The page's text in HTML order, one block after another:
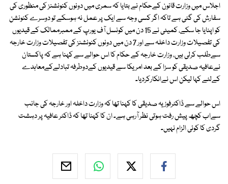
اجلاس میں وزارت قانون کےحکام نے بتایا کہ سمری میں دونوں کنونشنز کی منظوری کی
سفارش کی گئی ہے تاکہ اگر کسی وجہ سے ایک پر عمل نہ ہوسکے تو دوسرے کنونشن
کو اپنایا جا سکے، کمیٹی نے 15 دن میں کونسل آف یورپ کے ممبرممالک کے قیدیوں
کی تفصیلات وزارت داخلہ سے اور 7 دن میں دونوں کنونشنز کی تفصیلات وزارت خارجہ
سےطلب کرلی ہیں، وزارت خارجہ کے حکام کا اس حوالے سے کہنا ہے کہ پاکستان
نےعافیہ صدیقی کو سزا کے بعد امریکا سے قیدیوں کےدوطرفہ تبادلےکےمعاہدے
کےلئے کہا لیکن اس نےانکارکردیا۔
اس حوالے سے ڈاکٹرفوزیہ صدیقی کا کہنا تھا کہ وزارت داخلہ اور خارجہ کی جانب
سےاب کچھ پیش رفت ہوتی نظر آرہی ہے۔ ان کا کہنا تھا کہ ڈاکٹر عافیہ پر دہشت
گردی کا کوئی الزام نہیں۔